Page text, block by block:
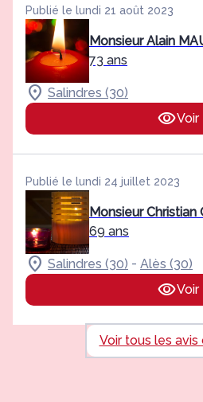
Publié le lundi 21 août 2023
Monsieur Alain
73 ans
Salindres (30)
Voir
Publié le lundi 24 juillet 2023
Monsieur Christian
69 ans
Salindres (30) - Alès (30)
Voir
Voir tous les